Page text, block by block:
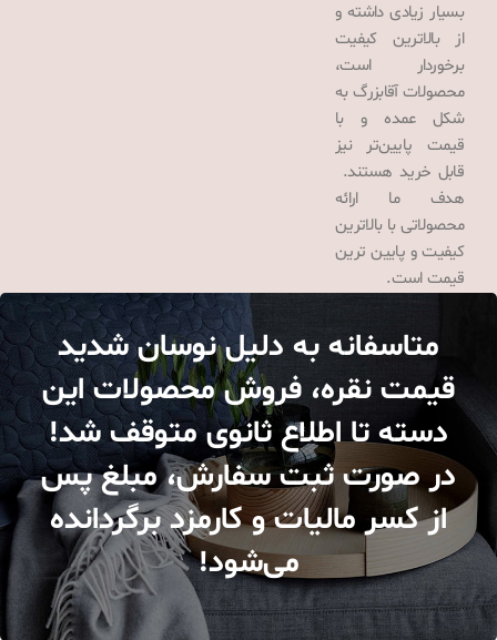
بسیار زیادی داشته و
از بالاترین کیفیت
برخوردار است،
محصولات آقابزرگ به
شکل عمده و با
قیمت پایین‌تر نیز
قابل خرید هستند.
هدف ما ارائه
محصولاتی با بالاترین
کیفیت و پایین ترین
قیمت است.
متاسفانه به دلیل نوسان شدید
قیمت نقره، فروش محصولات این
دسته تا اطلاع ثانوی متوقف شد!
در صورت ثبت سفارش، مبلغ پس
از کسر مالیات و کارمزد برگردانده
می‌شود!